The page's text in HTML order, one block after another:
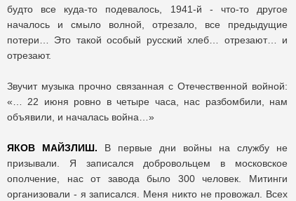
будто все куда-то подевалось, 1941-й - что-то другое
началось и смыло волной, отрезало, все предыдущие
потери… Это такой особый русский хлеб… отрезают… и
отрезают.
Звучит музыка прочно связанная с Отечественной войной:
«… 22 июня ровно в четыре часа, нас разбомбили, нам
объявили, и началась война…»
ЯКОВ МАЙЗЛИШ. В первые дни войны на службу не
призывали. Я записался добровольцем в московское
ополчение, нас от завода было 300 человек. Митинги
организовали - я записался. Меня никто не провожал. Всех